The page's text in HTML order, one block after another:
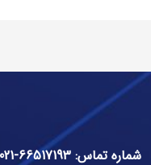
شماره تماس: 66517193-021